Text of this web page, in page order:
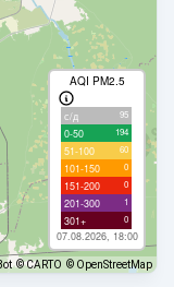
AQI PM2.5
с/д 95
0-50 194
51-100 60
101-150 0
151-200 0
201-300 1
301+ 0
07.08.2026, 18:00
© CARTO © OpenStreetMap